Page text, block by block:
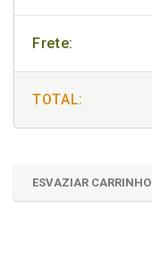
Frete:
TOTAL:
ESVAZIAR CARRINHO